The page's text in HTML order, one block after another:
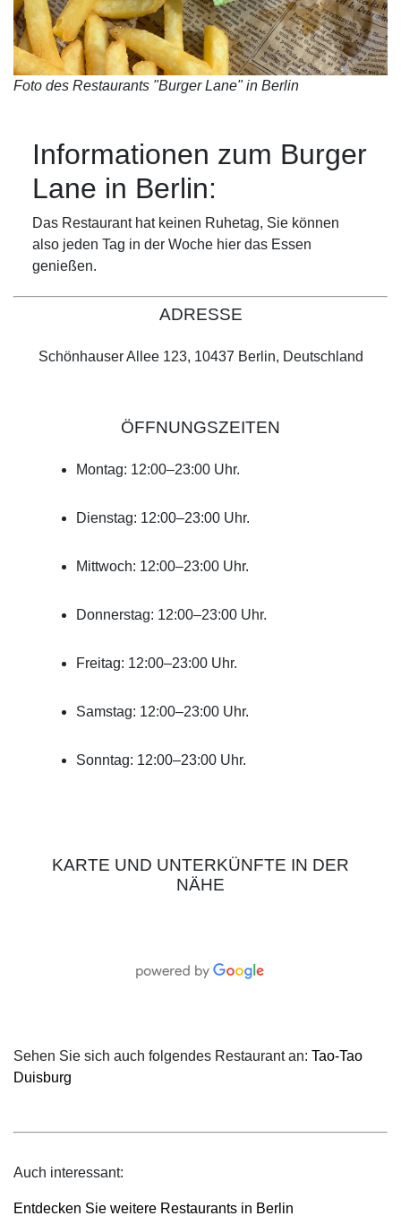
Foto des Restaurants "Burger Lane" in Berlin
Informationen zum Burger
Lane in Berlin:
Das Restaurant hat keinen Ruhetag, Sie können
also jeden Tag in der Woche hier das Essen
genießen.
ADRESSE
Schönhauser Allee 123, 10437 Berlin, Deutschland
ÖFFNUNGSZEITEN
Montag: 12:00–23:00 Uhr.
Dienstag: 12:00–23:00 Uhr.
Mittwoch: 12:00–23:00 Uhr.
Donnerstag: 12:00–23:00 Uhr.
Freitag: 12:00–23:00 Uhr.
Samstag: 12:00–23:00 Uhr.
Sonntag: 12:00–23:00 Uhr.
KARTE UND UNTERKÜNFTE IN DER
NÄHE
Sehen Sie sich auch folgendes Restaurant an: Tao-Tao
Duisburg
Auch interessant:
Entdecken Sie weitere Restaurants in Berlin